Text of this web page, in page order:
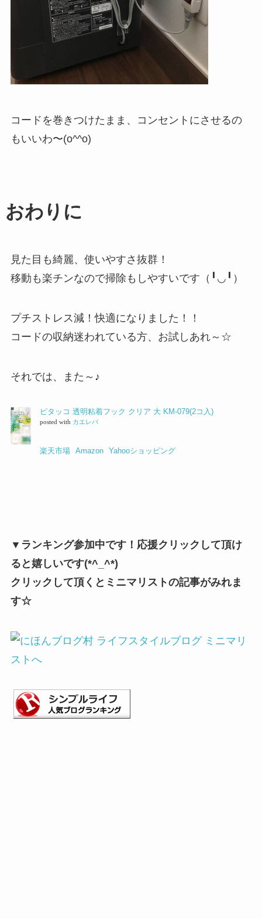
コードを巻きつけたまま、コンセントにさせるの
もいいわ〜(o^^o)
おわりに
見た目も綺麗、使いやすさ抜群！
移動も楽チンなので掃除もしやすいです（╹◡╹）
プチストレス減！快適になりました！！
コードの収納迷われている方、お試しあれ～☆
それでは、また～♪
ピタッコ 透明粘着フック クリア 大 KM-079(2コ入)
posted with カエレバ
楽天市場 Amazon Yahooショッピング
▼ランキング参加中です！応援クリックして頂け
ると嬉しいです(*^_^*)
クリックして頂くとミニマリストの記事がみれま
す☆